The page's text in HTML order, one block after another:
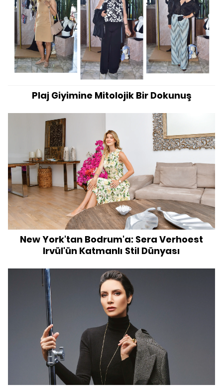
Plaj Giyimine Mitolojik Bir Dokunuş
New York'tan Bodrum'a: Sera Verhoest
Irvül'ün Katmanlı Stil Dünyası